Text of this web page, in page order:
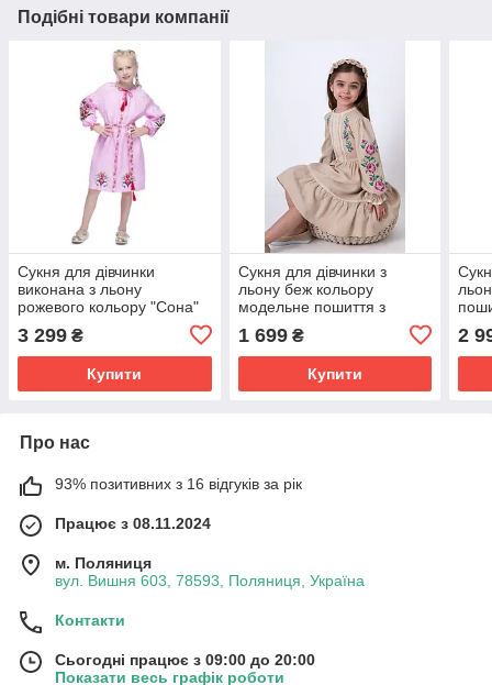
Подібні товари компанії
Сукня для дівчинки
виконана з льону
рожевого кольору "Сона"
вишивкою ріст від 116 до
158 см
3 299 ₴
Купити
Сукня для дівчинки з
льону беж кольору
модельне пошиття з
вишивкою ріст 122 до 146
1 699₴
Купити
2
Про нас
93% позитивних з 16 відгуків за рік
Працює з 08.11.2024
м. Поляниця
вул. Вишня 603, 78593, Поляниця, Україна
Контакти
Сьогодні працює з 09:00 до 20:00
Показати весь графік роботи